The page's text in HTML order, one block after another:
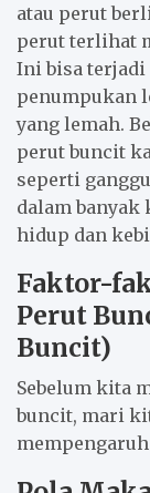
atau perut
perut terlihat
Ini bisa terjadi
penumpukan
yang lemah.
perut buncit
seperti
dalam banyak
hidup dan
Faktor-
Perut
Buncit)
Sebelum kita
buncit, mari